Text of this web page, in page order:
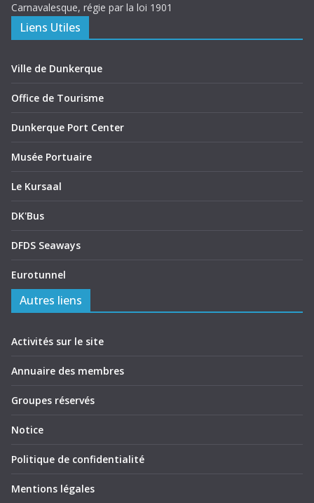
Carnavalesque, régie par la loi 1901
Liens Utiles
Ville de Dunkerque
Office de Tourisme
Dunkerque Port Center
Musée Portuaire
Le Kursaal
DK'Bus
DFDS Seaways
Eurotunnel
Autres liens
Activités sur le site
Annuaire des membres
Groupes réservés
Notice
Politique de confidentialité
Mentions légales